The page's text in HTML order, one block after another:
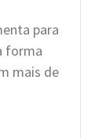
para
forma
mais de